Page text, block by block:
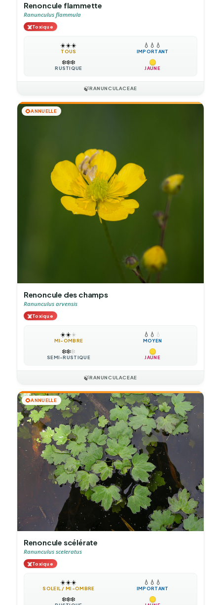
Renoncule flammette
Ranunculus flammula
☠️Toxique
☀️☀️☀️
TOUS
💧 💧 💧
IMPORTANT
❄️❄️❄️
RUSTIQUE JAUNE
🍃RANUNCULACEAE
🌻ANNUELLE
Renoncule des champs
Ranunculus arvensis
☠️Toxique
☀️☀️☀️
MI-OMBRE
💧 💧 💧
MOYEN
❄️❄️❄️
SEMI-RUSTIQUE JAUNE
🍃RANUNCULACEAE
🌻ANNUELLE
Renoncule scélérate
Ranunculus sceleratus
☠️Toxique
☀️☀️☀️
SOLEIL / MI-OMBRE
💧 💧 💧
IMPORTANT
❄️❄️❄️